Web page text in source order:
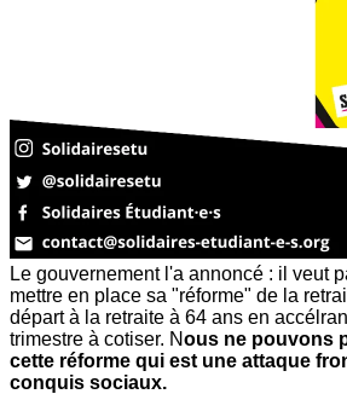
Le gouvernement l'a annoncé : il veut
mettre en place sa "réforme" de la
départ à la retraite à 64 ans en
trimestre à cotiser. Nous ne pouvons
cette réforme qui est une attaque
conquis sociaux.